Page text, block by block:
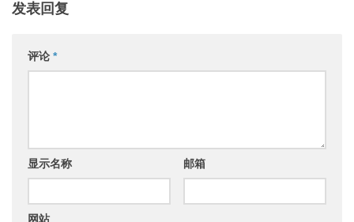
发表回复
评论 *
显示名称 邮箱
网站